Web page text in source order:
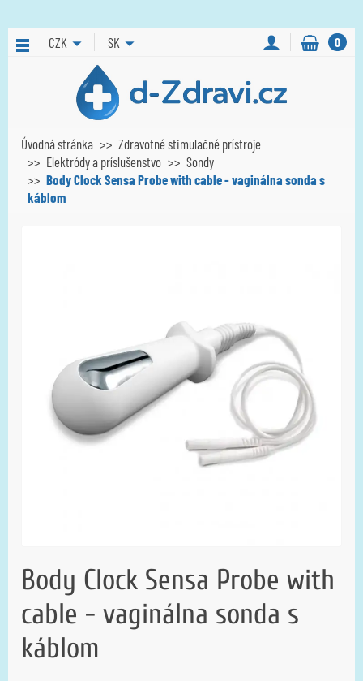
CZK SK 0
Úvodná stránka
Zdravotné stimulačné prístroje
Elektródy a príslušenstvo
Sondy
Body Clock Sensa Probe with cable - vaginálna sonda s
káblom
Body Clock Sensa Probe with
cable - vaginálna sonda s
káblom